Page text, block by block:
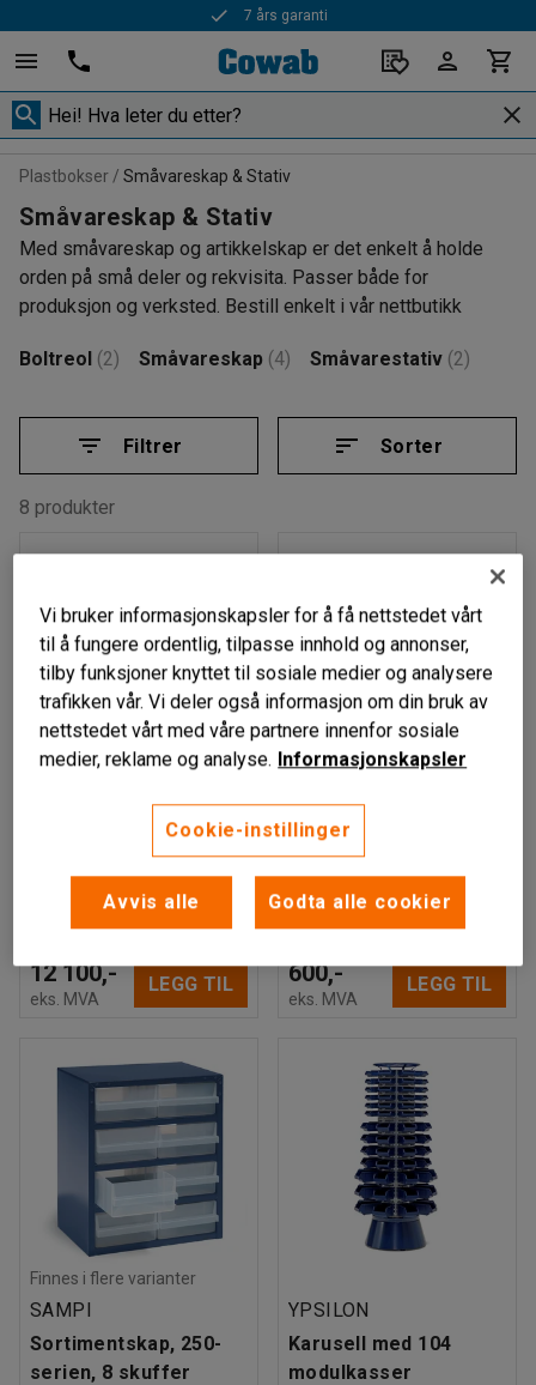
7 års garanti
Plastbokser Småvareskap & Stativ
Småvareskap & Stativ
Med småvareskap og artikkelskap er det enkelt å holde
orden på små deler og rekvisita. Passer både for
produksjon og verksted. Bestill enkelt i vår nettbutikk
Boltreol (2) Småvareskap (4) Småvarestativ (2)
Filtrer Sorter
8 produkter
Karusell med 12
vekt 450 kg
Art. nr:30091
12 100,-
eks. MVA
LEGG TIL
Finnes i flere varianter
SAMPI
Sortimentskap, 18
Art. nr:30817
600,-
eks. MVA
LEGG TIL
Finnes i flere varianter
SAMPI
Sortimentskap, 250-
serien, 8 skuffer
YPSILON
Karusell med 104
modulkasser
Vi bruker informasjonskapsler for å få nettstedet vårt
til å fungere ordentlig, tilpasse innhold og annonser,
tilby funksjoner knyttet til sosiale medier og analysere
trafikken vår. Vi deler også informasjon om din bruk av
nettstedet vårt med våre partnere innenfor sosiale
medier, reklame og analyse. Informasjonskapsler
Cookie-instillinger
Avvis alle Godta alle cookier